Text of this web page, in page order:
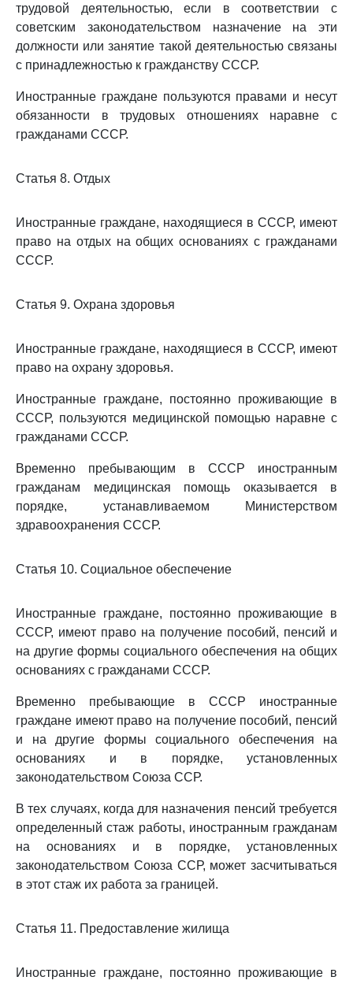
трудовой деятельностью, если в соответствии с
советским законодательством назначение на эти
должности или занятие такой деятельностью связаны
с принадлежностью к гражданству СССР.
Иностранные граждане пользуются правами и несут
обязанности в трудовых отношениях наравне с
гражданами СССР.
Статья 8. Отдых
Иностранные граждане, находящиеся в СССР, имеют
право на отдых на общих основаниях с гражданами
СССР.
Статья 9. Охрана здоровья
Иностранные граждане, находящиеся в СССР, имеют
право на охрану здоровья.
Иностранные граждане, постоянно проживающие в
СССР, пользуются медицинской помощью наравне с
гражданами СССР.
Временно пребывающим в СССР иностранным
гражданам медицинская помощь оказывается в
порядке, устанавливаемом Министерством
здравоохранения СССР.
Статья 10. Социальное обеспечение
Иностранные граждане, постоянно проживающие в
СССР, имеют право на получение пособий, пенсий и
на другие формы социального обеспечения на общих
основаниях с гражданами СССР.
Временно пребывающие в СССР иностранные
граждане имеют право на получение пособий, пенсий
и на другие формы социального обеспечения на
основаниях и в порядке, установленных
законодательством Союза ССР.
В тех случаях, когда для назначения пенсий требуется
определенный стаж работы, иностранным гражданам
на основаниях и в порядке, установленных
законодательством Союза ССР, может засчитываться
в этот стаж их работа за границей.
Статья 11. Предоставление жилища
Иностранные граждане, постоянно проживающие в